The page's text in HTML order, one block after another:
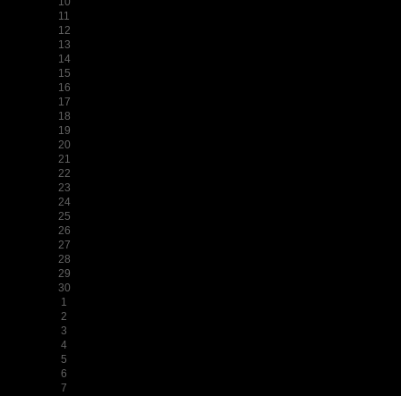
11
12
13
14
15
16
17
18
19
20
21
22
23
24
25
26
27
28
29
30
1
2
3
4
5
6
7